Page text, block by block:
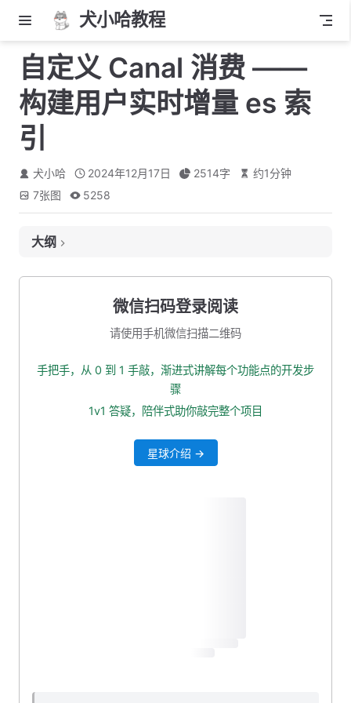
犬小哈教程
自定义 Canal 消费 ——
构建用户实时增量 es 索
引
犬小哈 2024年12月17日 2514字 约1分钟
7张图 5258
大纲
重构 mapper 查询
封装 mapper —— 查询用户索引所需数据
用户表：UPDATE 事件
bulk 批量操作 Elasticsearch
微信扫码登录阅读
请使用手机微信扫描二维码
手把手，从 0 到 1 手敲，渐进式讲解每个功能点的开发步
骤
1v1 答疑，陪伴式助你敲完整个项目
星球介绍 →